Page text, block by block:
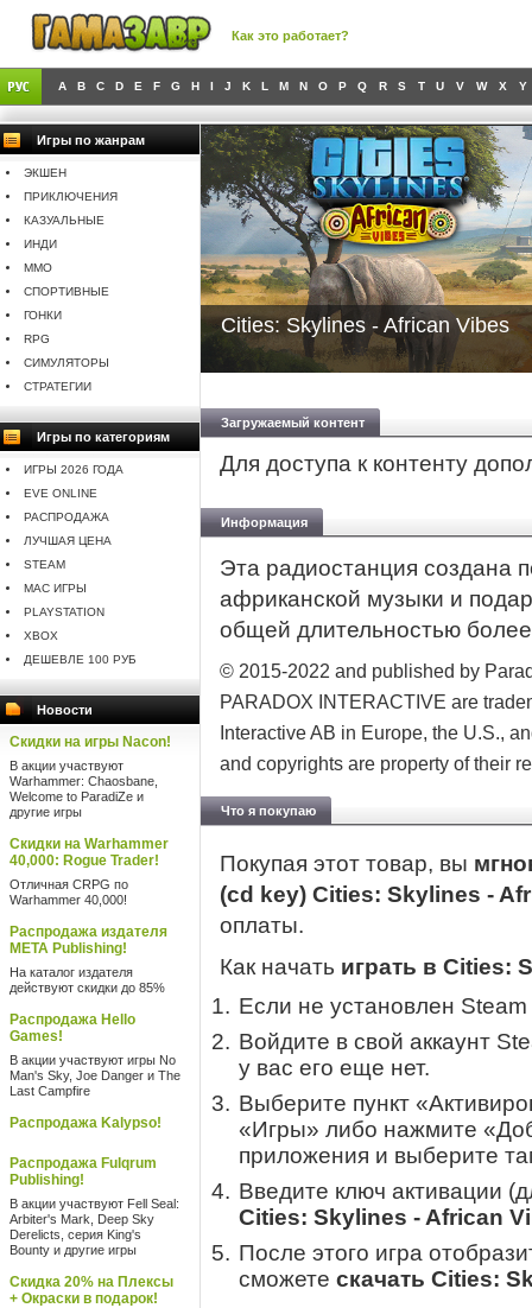
Как это работает?
A B C D E F G H I J K L M N O P Q R S T U V W X Y
Игры по жанрам
ЭКШЕН
ПРИКЛЮЧЕНИЯ
КАЗУАЛЬНЫЕ
ИНДИ
MMO
СПОРТИВНЫЕ
ГОНКИ
RPG
СИМУЛЯТОРЫ
СТРАТЕГИИ
Игры по категориям
ИГРЫ 2026 ГОДА
EVE ONLINE
РАСПРОДАЖА
ЛУЧШАЯ ЦЕНА
STEAM
MAC ИГРЫ
PLAYSTATION
XBOX
ДЕШЕВЛЕ 100 РУБ
Новости
Скидки на игры Nacon!
В акции участвуют
Warhammer: Chaosbane,
Welcome to ParadiZe и
другие игры
Скидки на Warhammer
40,000: Rogue Trader!
Отличная CRPG по
Warhammer 40,000!
Распродажа издателя
META Publishing!
На каталог издателя
действуют скидки до 85%
Распродажа Hello
Games!
В акции участвуют игры No
Man's Sky, Joe Danger и The
Last Campfire
Распродажа Kalypso!
Распродажа Fulqrum
Publishing!
В акции участвуют Fell Seal:
Arbiter's Mark, Deep Sky
Derelicts, серия King's
Bounty и другие игры
Скидка 20% на Плексы
+ Окраски в подарок!
Cities: Skylines - African Vibes
Загружаемый контент
Для доступа к контенту
Информация
Эта радиостанция создана
африканской музыки и
общей длительностью
© 2015-2022 and published by
PARADOX INTERACTIVE are
Interactive AB in Europe, the U.S.,
and copyrights are property of their
Что я покупаю
Покупая этот товар, вы
(cd key) Cities: Skylines -
оплаты.
Как начать играть в Cities:
Если не установлен
Войдите в свой аккаунт
у вас его еще нет.
Выберите пункт
«Игры» либо нажмите
приложения и выберите
Введите ключ активации
Cities: Skylines - African
После этого игра
сможете скачать Cities: